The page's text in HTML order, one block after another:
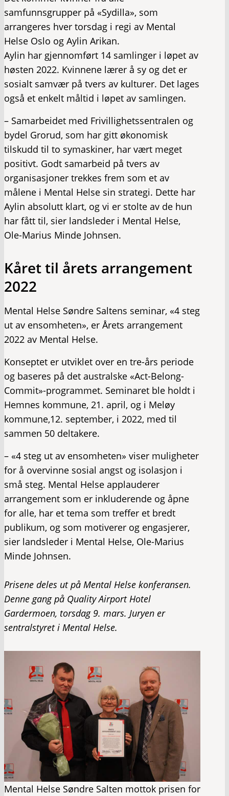
samfunnsgrupper på «Sydilla», som
arrangeres hver torsdag i regi av Mental
Helse Oslo og Aylin Arikan.
Aylin har gjennomført 14 samlinger i løpet av
høsten 2022. Kvinnene lærer å sy og det er
sosialt samvær på tvers av kulturer. Det lages
også et enkelt måltid i løpet av samlingen.
– Samarbeidet med Frivillighetssentralen og
bydel Grorud, som har gitt økonomisk
tilskudd til to symaskiner, har vært meget
positivt. Godt samarbeid på tvers av
organisasjoner trekkes frem som et av
målene i Mental Helse sin strategi. Dette har
Aylin absolutt klart, og vi er stolte av de hun
har fått til, sier landsleder i Mental Helse,
Ole-Marius Minde Johnsen.
Kåret til årets arrangement
2022
Mental Helse Søndre Saltens seminar, «4 steg
ut av ensomheten», er Årets arrangement
2022 av Mental Helse.
Konseptet er utviklet over en tre-års periode
og baseres på det australske «Act-Belong-
Commit»-programmet. Seminaret ble holdt i
Hemnes kommune, 21. april, og i Meløy
kommune,12. september, i 2022, med til
sammen 50 deltakere.
– «4 steg ut av ensomheten» viser muligheter
for å overvinne sosial angst og isolasjon i
små steg. Mental Helse applauderer
arrangement som er inkluderende og åpne
for alle, har et tema som treffer et bredt
publikum, og som motiverer og engasjerer,
sier landsleder i Mental Helse, Ole-Marius
Minde Johnsen.
Prisene deles ut på Mental Helse konferansen.
Denne gang på Quality Airport Hotel
Gardermoen, torsdag 9. mars. Juryen er
sentralstyret i Mental Helse.
Mental Helse Søndre Salten mottok prisen for